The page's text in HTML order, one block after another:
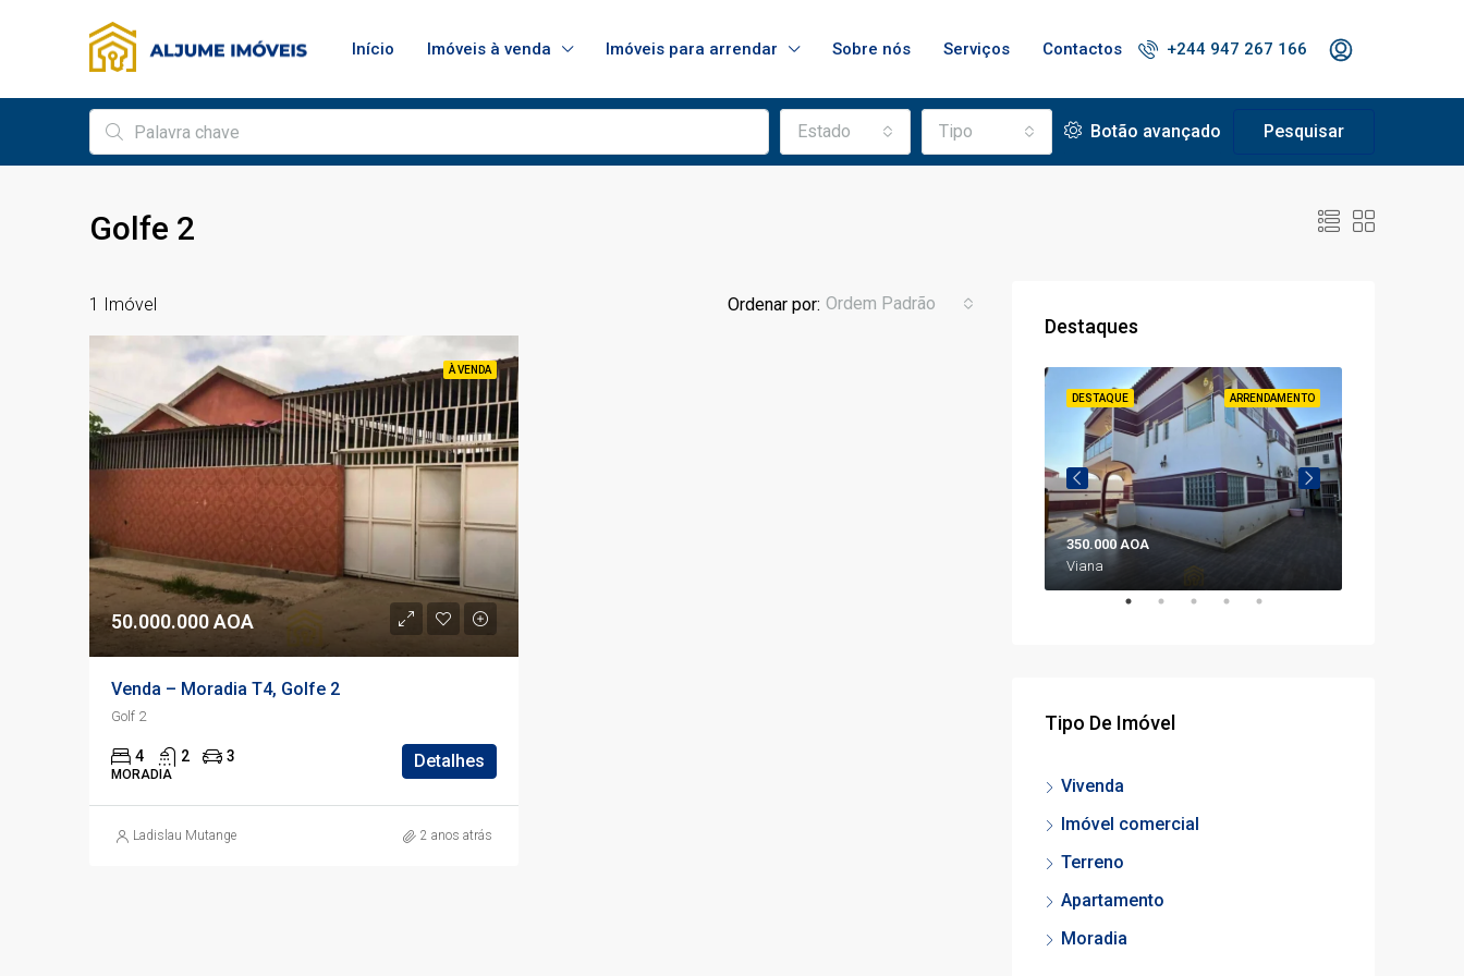
Início Imóveis à venda Imóveis para arrendar Sobre nós Serviços Contactos +244 947 267 166
Estado Tipo Botão avançado Pesquisar
Golfe 2
1 Imóvel Ordenar por: Ordem Padrão
À VENDA
50.000.000 AOA
Venda – Moradia T4, Golfe 2
Golf 2
4 2 3
MORADIA
Detalhes
Ladislau Mutange 2 anos atrás
Destaques
ARRENDAMENTO
DESTAQUE
350.000 AOA
Viana
Tipo De Imóvel
Vivenda
Imóvel comercial
Terreno
Apartamento
Moradia